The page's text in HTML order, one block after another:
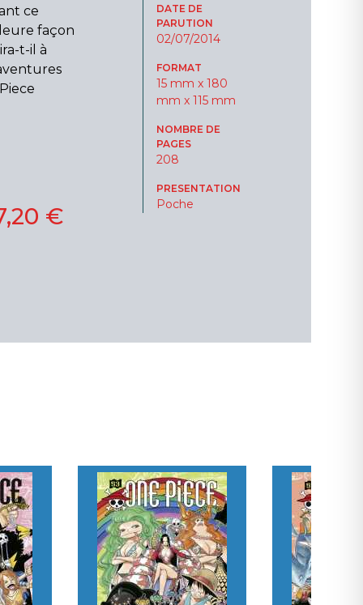
ce
façon
t-il à
DATE DE
PARUTION
02/07/2014
FORMAT
15 mm x 180
mm x 115 mm
NOMBRE DE
PAGES
208
PRESENTATION
Poche
€